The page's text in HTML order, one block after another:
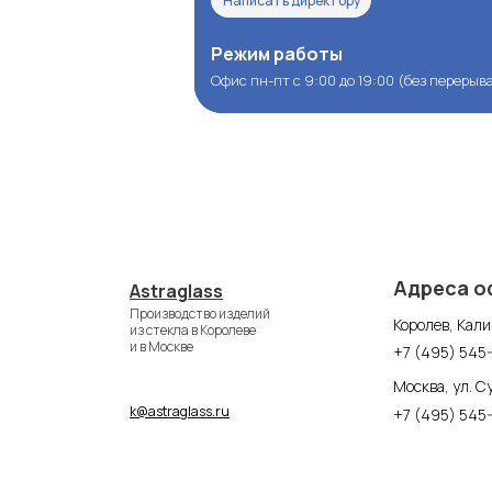
Режим работы
Офис пн-пт с 9:00 до 19:00 (без
Режим работы
Офис пн-пт с 9:00 до 19:00 (без
k@astraglass.ru
Astraglass
Производство изделий
из стекла в Королеве
и в Москве
Адреса
Королев,
+7 (495)
Москва, ул.
+7 (495)